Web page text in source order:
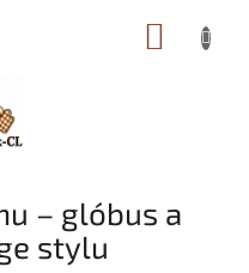
– glóbus a
stylu